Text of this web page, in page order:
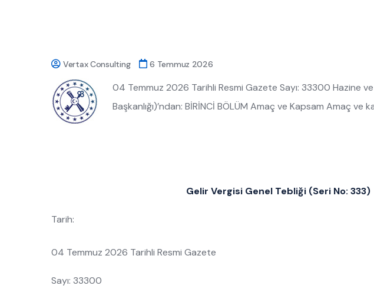
Vertax Consulting 6 Temmuz 2026
04 Temmuz 2026 Tarihli Resmi Gazete Sayı: 33300 Hazine ve
Başkanlığı)’ndan: BİRİNCİ BÖLÜM Amaç ve Kapsam Amaç ve
Gelir Vergisi Genel Tebliği (Seri No: 333)
Tarih:
04 Temmuz 2026 Tarihli Resmi Gazete
Sayı: 33300